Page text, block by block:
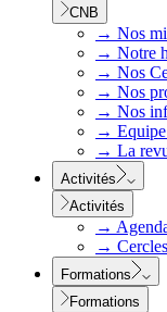
CNB
→ Nos
→ Notre
→ Nos
→ Nos
→ Nos
→
→ La
Activités
Activités
→
→ Cercles
Formations
Formations